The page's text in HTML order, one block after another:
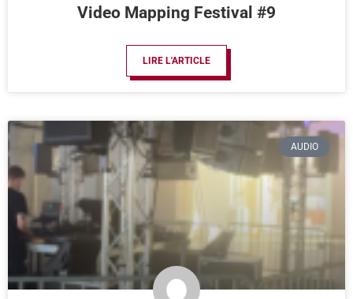
Video Mapping Festival #9
LIRE L'ARTICLE
AUDIO